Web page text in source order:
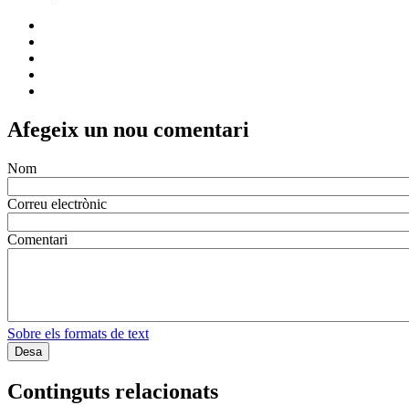
Afegeix un nou comentari
Nom
Correu electrònic
Comentari
Sobre els formats de text
Continguts relacionats